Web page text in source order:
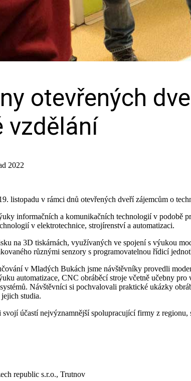
otevřených
vzdělání
2022
listopadu v rámci dnů otevřených dveří zájemcům o
informačních a komunikačních technologií v podobě
v elektrotechnice, strojírenství a automatizaci.
na 3D tiskárnách, využívaných ve spojení s výukou
různými senzory s programovatelnou řídicí
v Mladých Bukách jsme návštěvníky provedli
automatizace, CNC obráběcí stroje včetně učebny
Návštěvníci si pochvalovali praktické ukázky
studia.
účastí nejvýznamnější spolupracující firmy z
republic s.r.o., Trutnov